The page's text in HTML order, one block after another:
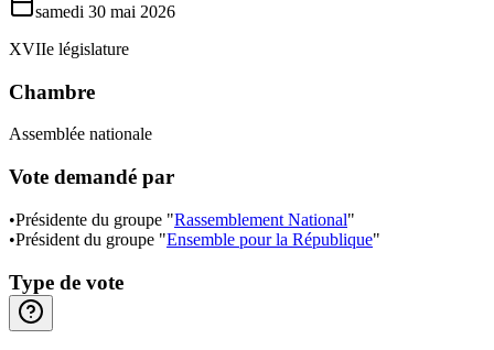
samedi 30 mai 2026
XVIIe législature
Chambre
Assemblée nationale
Vote demandé par
•Présidente du groupe "Rassemblement National"
•Président du groupe "Ensemble pour la République"
Type de vote